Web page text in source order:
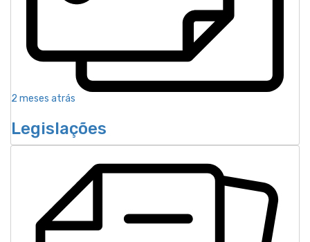
2 meses atrás
Legislações